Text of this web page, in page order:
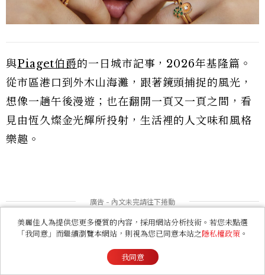
與Piaget伯爵的一日城市記事，2026年基隆篇。
從市區港口到外木山海灘，跟著鏡頭捕捉的風光，
想像一趟午後漫遊；也在翻開一頁又一頁之間，看
見由恆久燦金光輝所投射，生活裡的人文味和風格
樂趣。
美麗佳人為提供您更多優質的內容，採用網站分析技術。若您未點選
「我同意」而繼續瀏覽本網站，則視為您已同意本站之隱私權政策 。
我同意